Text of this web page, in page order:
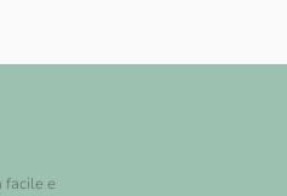
facile e